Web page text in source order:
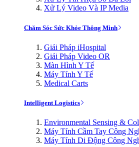
Xử Lý Video Và IP Media
Chăm Sóc Sức Khỏe Thông Minh
Giải Pháp iHospital
Giải Pháp Video OR
Màn Hình Y Tế
Máy Tính Y Tế
Medical Carts
Intelligent Logistics
Environmental Sensing &
Máy Tính Cầm Tay Công
Máy Tính Di Động Công